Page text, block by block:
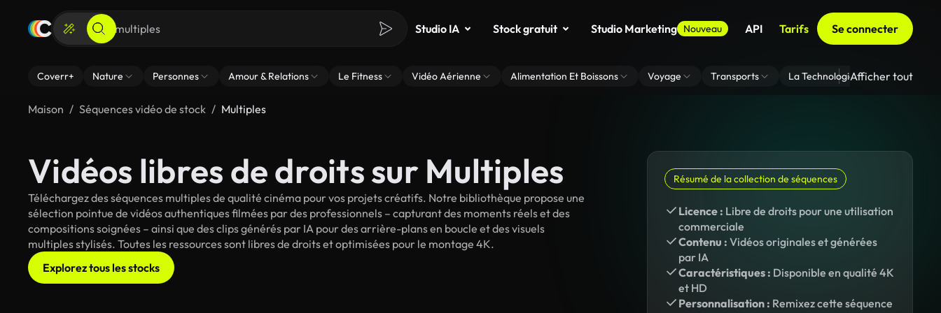
Studio IA Stock gratuit Studio Marketing Nouveau API Tarifs Se connecter
Coverr+ Nature Personnes Amour & Relations Le Fitness Vidéo Aérienne Alimentation Et Boissons Voyage Transports La Technologie Zoom En
Afficher tout
Maison Séquences vidéo de stock Multiples
Vidéos libres de droits sur Multiples
Téléchargez des séquences multiples de qualité cinéma pour vos projets créatifs. Notre bibliothèque propose une
sélection pointue de vidéos authentiques filmées par des professionnels – capturant des moments réels et des
compositions soignées – ainsi que des clips générés par IA pour des arrière-plans en boucle et des visuels
multiples stylisés. Toutes les ressources sont libres de droits et optimisées pour le montage 4K.
Explorez tous les stocks
Résumé de la collection de séquences
Licence : Libre de droits pour une utilisation
commerciale
Contenu : Vidéos originales et générées
par IA
Caractéristiques : Disponible en qualité 4K
et HD
Personnalisation : Remixez cette séquence